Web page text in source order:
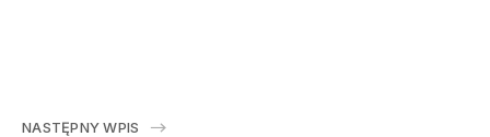
NASTĘPNY WPIS